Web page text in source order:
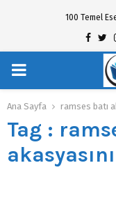
100 Temel
PRIMARY
MENU
Ana Sayfa ramses batı
Tag :